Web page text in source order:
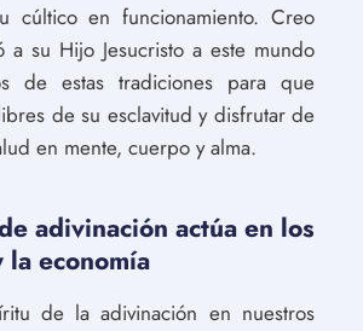
cúltico en funcionamiento. Creo
a su Hijo Jesucristo a este mundo
de estas tradiciones para que
de su esclavitud y disfrutar de
en mente, cuerpo y alma.
adivinación actúa en los
la economía
de la adivinación en nuestros